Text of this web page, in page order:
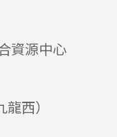
資源中心
西）